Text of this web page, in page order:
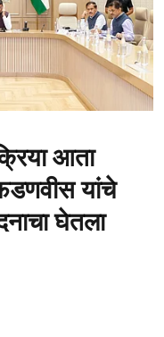
आता
यांचे
घेतला